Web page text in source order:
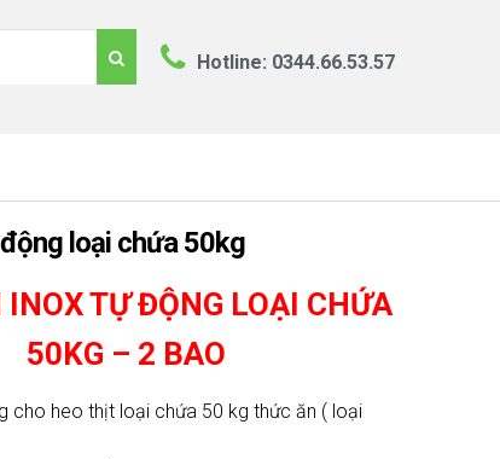
Hotline: 0344.66.53.57
loại chứa 50kg
TỰ ĐỘNG LOẠI CHỨA
50KG – 2 BAO
cho heo thịt loại chứa 50 kg thức ăn ( loại